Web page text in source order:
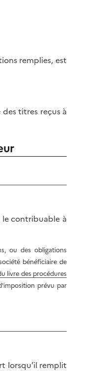
remplies, est
titres reçus à
contribuable à
ou des obligations
bénéficiaire de
livre des procédures
prévu par
lorsqu’il remplit